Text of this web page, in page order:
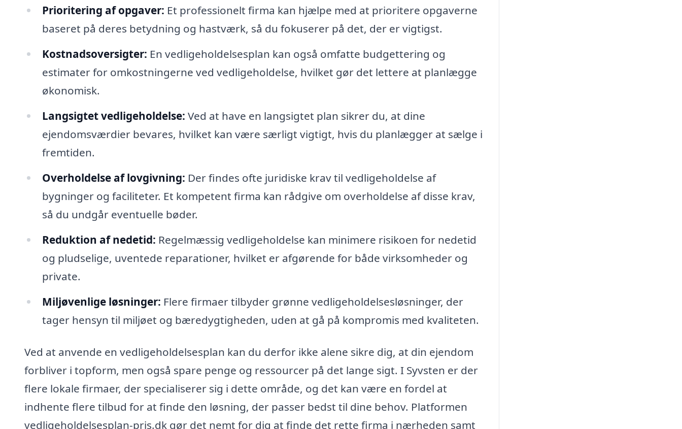
Prioritering af opgaver: Et professionelt firma kan hjælpe med at prioritere opgaverne
baseret på deres betydning og hastværk, så du fokuserer på det, der er vigtigst.
Kostnadsoversigter: En vedligeholdelsesplan kan også omfatte budgettering og
estimater for omkostningerne ved vedligeholdelse, hvilket gør det lettere at planlægge
økonomisk.
Langsigtet vedligeholdelse: Ved at have en langsigtet plan sikrer du, at dine
ejendomsværdier bevares, hvilket kan være særligt vigtigt, hvis du planlægger at sælge i
fremtiden.
Overholdelse af lovgivning: Der findes ofte juridiske krav til vedligeholdelse af
bygninger og faciliteter. Et kompetent firma kan rådgive om overholdelse af disse krav,
så du undgår eventuelle bøder.
Reduktion af nedetid: Regelmæssig vedligeholdelse kan minimere risikoen for nedetid
og pludselige, uventede reparationer, hvilket er afgørende for både virksomheder og
private.
Miljøvenlige løsninger: Flere firmaer tilbyder grønne vedligeholdelsesløsninger, der
tager hensyn til miljøet og bæredygtigheden, uden at gå på kompromis med kvaliteten.
Ved at anvende en vedligeholdelsesplan kan du derfor ikke alene sikre dig, at din ejendom
forbliver i topform, men også spare penge og ressourcer på det lange sigt. I Syvsten er der
flere lokale firmaer, der specialiserer sig i dette område, og det kan være en fordel at
indhente flere tilbud for at finde den løsning, der passer bedst til dine behov. Platformen
vedligeholdelsesplan-pris.dk gør det nemt for dig at finde det rette firma i nærheden samt